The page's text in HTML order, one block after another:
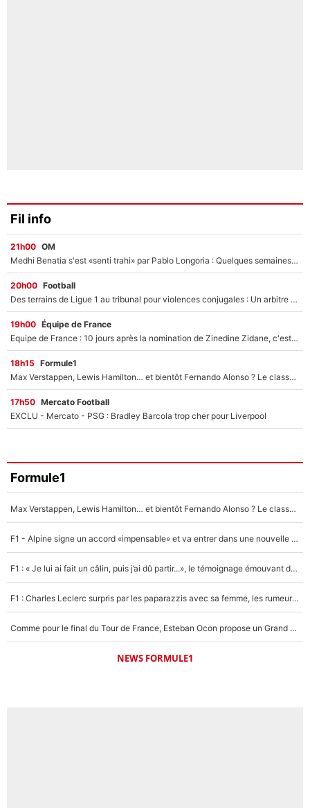
Fil info
21h00 OM
Medhi Benatia s'est «senti trahi» par Pablo Longoria : Quelques semaines après son départ, l'ancien directeur de football de l'OM règle ses comptes
20h00 Football
Des terrains de Ligue 1 au tribunal pour violences conjugales : Un arbitre français encourt une peine de 18 mois de prison !
19h00 Équipe de France
Equipe de France : 10 jours après la nomination de Zinedine Zidane, c'est au tour de son fils de prendre un nouveau départ !
18h15 Formule1
Max Verstappen, Lewis Hamilton… et bientôt Fernando Alonso ? Le classement des pilotes les mieux payés en Formule 1 risque de changer !
17h50 Mercato Football
EXCLU - Mercato - PSG : Bradley Barcola trop cher pour Liverpool
Formule1
Max Verstappen, Lewis Hamilton… et bientôt Fernando Alonso ? Le classement des pilotes les mieux payés en Formule 1 risque de changer !
F1 - Alpine signe un accord «impensable» et va entrer dans une nouvelle dimension : Grande nouvelle pour Pierre Gasly !
F1 : « Je lui ai fait un câlin, puis j’ai dû partir...», le témoignage émouvant de Max Verstappen sur sa fille
F1 : Charles Leclerc surpris par les paparazzis avec sa femme, les rumeurs étaient vraies !
Comme pour le final du Tour de France, Esteban Ocon propose un Grand Prix de Formule 1 à Paris : «Autour de l’Arc de Triomphe, ce serait génial» !
NEWS FORMULE1